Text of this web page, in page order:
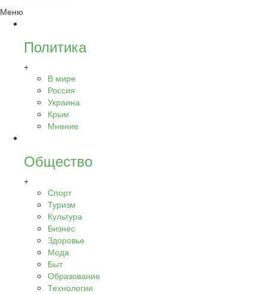
Меню
Политика
+
В мире
Россия
Украина
Крым
Мнение
Общество
+
Спорт
Туризм
Культура
Бизнес
Здоровье
Мода
Быт
Образование
Технологии